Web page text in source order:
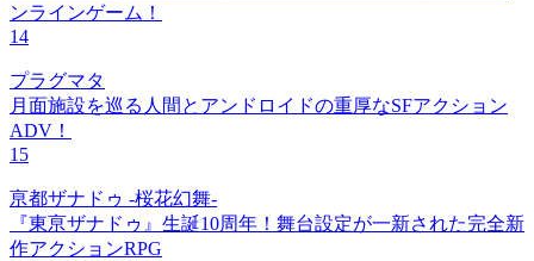
ンラインゲーム！
14
プラグマタ
月面施設を巡る人間とアンドロイドの重厚なSFアクション
ADV！
15
亰都ザナドゥ -桜花幻舞-
『東亰ザナドゥ』生誕10周年！舞台設定が一新された完全新
作アクションRPG